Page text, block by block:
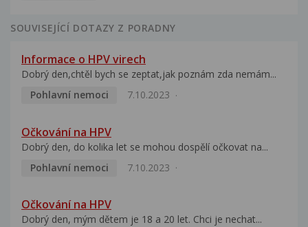
SOUVISEJÍCÍ DOTAZY Z PORADNY
Informace o HPV virech
Dobrý den,chtěl bych se zeptat,jak poznám zda nemám...
Pohlavní nemoci
7.10.2023
Očkování na HPV
Dobrý den, do kolika let se mohou dospělí očkovat na...
Pohlavní nemoci
7.10.2023
Očkování na HPV
Dobrý den, mým dětem je 18 a 20 let. Chci je nechat...